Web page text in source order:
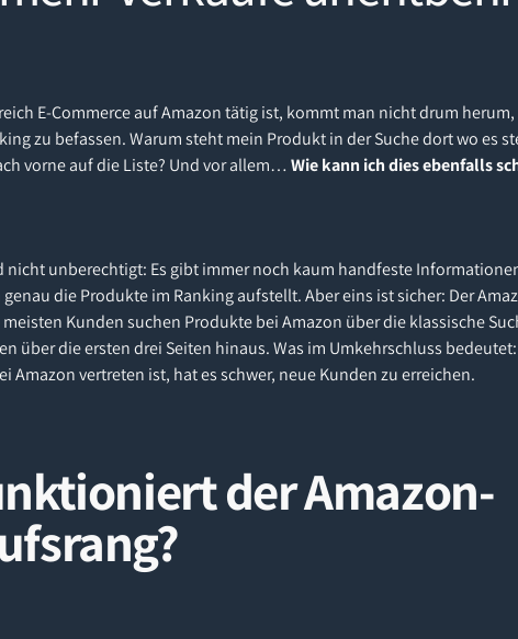
E-Commerce auf Amazon tätig ist, kommt man nicht drum
zu befassen. Warum steht mein Produkt in der Suche dort wo es
vorne auf die Liste? Und vor allem…Wie kann ich dies ebenfalls
nicht unberechtigt: Es gibt immer noch kaum handfeste
die Produkte im Ranking aufstellt. Aber eins ist sicher: Der
Kunden suchen Produkte bei Amazon über die klassische
über die ersten drei Seiten hinaus. Was im Umkehrschluss
Amazon vertreten ist, hat es schwer, neue Kunden zu erreichen.
der Amazon-